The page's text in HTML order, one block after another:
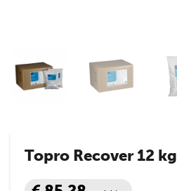
Topro Recover 12 kg